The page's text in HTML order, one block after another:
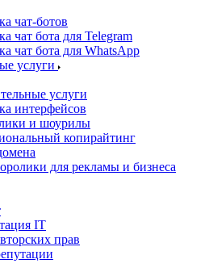
чат-ботов
чат бота для Telegram
чат бота для WhatsApp
услуги
услуги
интерфейсов
и шоурилы
копирайтинг
для рекламы и бизнеса
IT
прав